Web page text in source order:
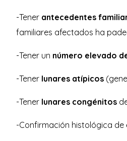
-Tener antecedentes
familiares afectados ha
-Tener un número elevado
-Tener lunares atípicos
-Tener lunares congénitos
-Confirmación histológica de